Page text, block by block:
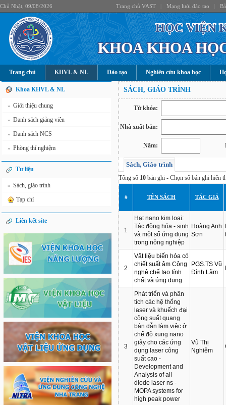
Chủ Nhật, 09/08/2026 Trang chủ VAST Mạng lưới đào tạo
HỌC VIỆN
KHOA KHOA
Trang chủ KHVL & NL Đào tạo Nghiên cứu khoa học
Khoa KHVL & NL
» Giới thiệu chung
» Danh sách giảng viên
» Danh sách NCS
» Phòng thí nghiệm
Tư liệu
» Sách, giáo trình
Tạp chí
Liên kết site
SÁCH, GIÁO TRÌNH
Từ khóa:
Nhà xuất bản:
Năm:
Sách, Giáo trình
Tổng số 10 bản ghi - Chọn số bản ghi hiển
# TÊN SÁCH TÁC GIẢ
1
Hạt nano kim loại:
Tác động hóa - sinh
và một số ứng dụng
trong nông nghiệp
Hoàng Anh
Sơn
2
Vật liệu biến hóa có
chiết suất âm Công
nghệ chế tạo tính
chất và ứng dụng
PGS.TS Vũ
Đình Lãm
3
Phát triển và phân
tích các hệ thống
laser và khuếch đại
công suất quang
bán dẫn làm việc ở
chế độ xung nano
giây cho các ứng
dụng laser công
suất cao -
Development and
Analysis of all
diode laser ns -
MOPA systems for
high peak power
Vũ Thị
Nghiêm